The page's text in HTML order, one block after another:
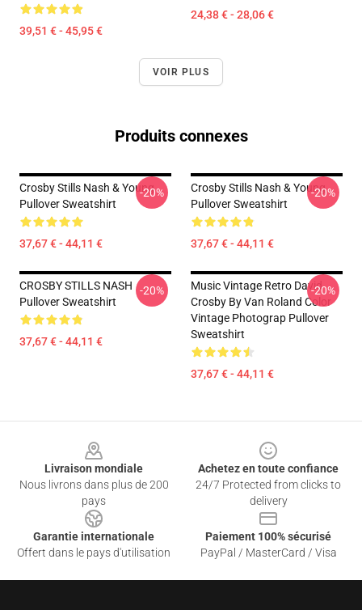
39,51 € - 45,95 €
24,38 € - 28,06 €
VOIR PLUS
Produits connexes
Crosby Stills Nash & Young
Pullover Sweatshirt
37,67 € - 44,11 €
-20%
Crosby Stills Nash & Young
Pullover Sweatshirt
37,67 € - 44,11 €
-20%
CROSBY STILLS NASH
Pullover Sweatshirt
37,67 € - 44,11 €
-20%
Music Vintage Retro David
Crosby By Van Roland Color
Vintage Photograp Pullover
Sweatshirt
37,67 € - 44,11 €
-20%
Livraison mondiale
Nous livrons dans plus de 200
pays
Achetez en toute confiance
24/7 Protected from clicks to
delivery
Garantie internationale
Offert dans le pays d'utilisation
Paiement 100% sécurisé
PayPal / MasterCard / Visa